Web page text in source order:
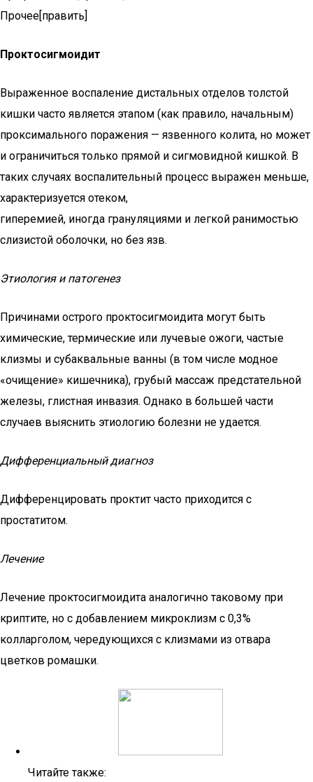
Прочее[править]
Проктосигмоидит
Выраженное воспаление дистальных отделов толстой
кишки часто является этапом (как правило, начальным)
проксимального поражения — язвенного колита, но может
и ограничиться только прямой и сигмовидной кишкой. В
таких случаях воспалительный процесс выражен меньше,
характеризуется отеком,
гиперемией, иногда грануляциями и легкой ранимостью
слизистой оболочки, но без язв.
Этиология и патогенез
Причинами острого проктосигмоидита могут быть
химические, термические или лучевые ожоги, частые
клизмы и субаквальные ванны (в том числе модное
«очищение» кишечника), грубый массаж предстательной
железы, глистная инвазия. Однако в большей части
случаев выяснить этиологию болезни не удается.
Дифференциальный диагноз
Дифференцировать проктит часто приходится с
простатитом.
Лечение
Лечение проктосигмоидита аналогично таковому при
криптите, но с добавлением микроклизм с 0,3%
колларголом, чередующихся с клизмами из отвара
цветков ромашки.
Читайте также: